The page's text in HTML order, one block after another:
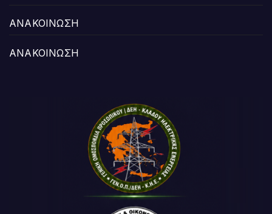
ΑΝΑΚΟΙΝΩΣΗ
ΑΝΑΚΟΙΝΩΣΗ